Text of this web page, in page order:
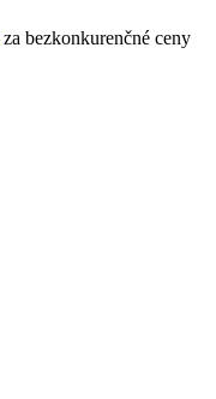
za bezkonkurenčné ceny